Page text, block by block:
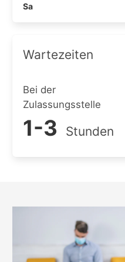
Sa
Wartezeiten
Bei der
Zulassungsstelle
1-3 Stunden